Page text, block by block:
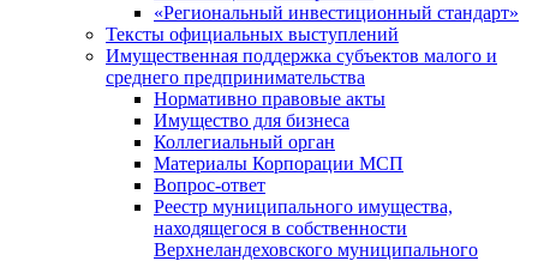
«Региональный инвестиционный стандарт»
Тексты официальных выступлений
Имущественная поддержка субъектов малого и
среднего предпринимательства
Нормативно правовые акты
Имущество для бизнеса
Коллегиальный орган
Материалы Корпорации МСП
Вопрос-ответ
Реестр муниципального имущества,
находящегося в собственности
Верхнеландеховского муниципального